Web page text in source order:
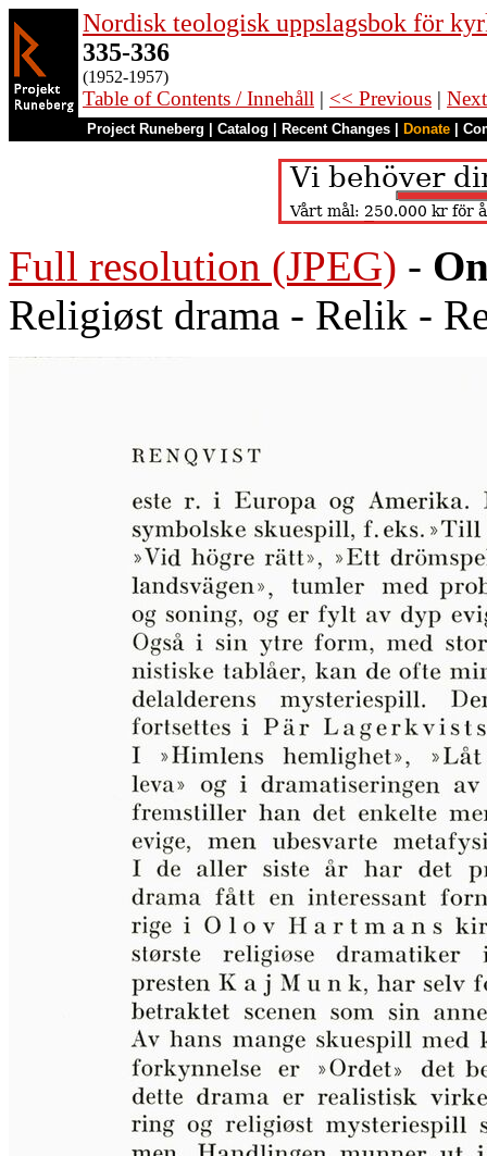
Nordisk teologisk uppslagsbok för
335-336
(1952-1957)
Table of Contents / Innehåll | << Previous |
Project Runeberg Catalog Recent Changes Donate
Full resolution (JPEG) -
Religiøst drama - Relik -